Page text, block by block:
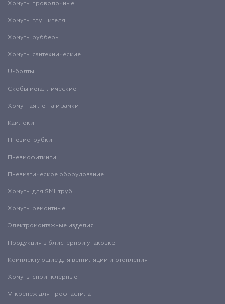
Хомуты проволочные
Хомуты глушителя
Хомуты рубберы
Хомуты сантехнические
U-болты
Скобы металлические
Хомутная лента и замки
Камлоки
Пневмотрубки
Пневмофитинги
Пневматическое оборудование
Хомуты для SML труб
Хомуты ремонтные
Электромонтажные изделия
Продукция в блистерной упаковке
Комплектующие для вентиляции и отопления
Хомуты спринклерные
V-крепеж для профнастила